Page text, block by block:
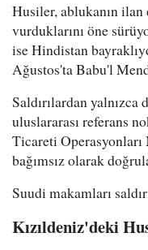
Husiler, ablukanın
vurduklarını öne
ise Hindistan
Ağustos'ta Babu'l
Saldırılardan
uluslararası referans
Ticareti
bağımsız olarak
Suudi makamları
Kızıldeniz'deki